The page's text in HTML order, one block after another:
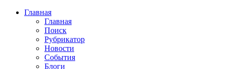
Skip to main content
Главная
Главная
Поиск
Рубрикатор
Новости
События
Блоги